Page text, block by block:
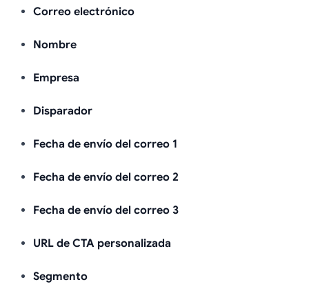
Correo electrónico
Nombre
Empresa
Disparador
Fecha de envío del correo 1
Fecha de envío del correo 2
Fecha de envío del correo 3
URL de CTA personalizada
Segmento